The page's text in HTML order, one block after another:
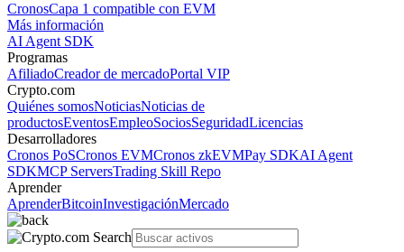
CronosCapa 1 compatible con EVM
Más información
AI Agent SDK
Programas
AfiliadoCreador de mercadoPortal VIP
Crypto.com
Quiénes somosNoticiasNoticias de
productosEventosEmpleoSociosSeguridadLicencias
Desarrolladores
Cronos PoSCronos EVMCronos zkEVMPay SDKAI Agent
SDKMCP ServersTrading Skill Repo
Aprender
AprenderBitcoinInvestigaciónMercado